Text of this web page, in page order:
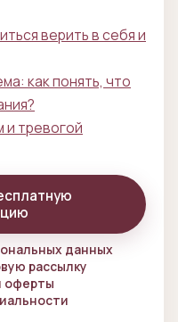
верить в себя и
как понять, что
и тревогой
данных
рассылку
оферты